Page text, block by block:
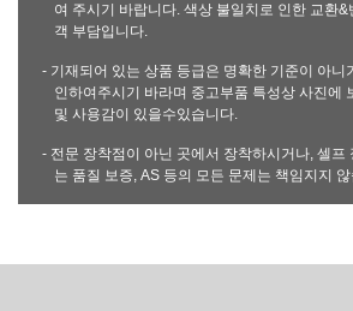
여 주시기 바랍니다. 색상 불일치로 인한 교환
객 부담입니다.
- 기재되어 있는 상품 등급은 명확한 기준이 아니
인하여주시기 바라며 중고부품 특성상 사진에
및 사용감이 있을수있습니다.
- 전문 장착점이 아닌 곳에서 장착하시거나, 셀프
는 품질 보증, AS 등의 모든 문제는 책임지지